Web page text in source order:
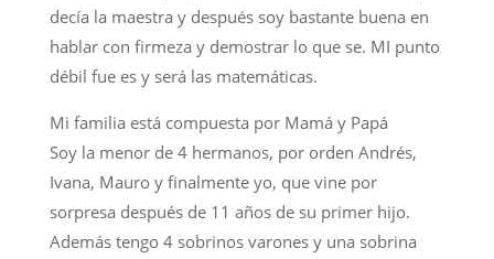
decía la maestra y después soy bastante buena en
hablar con firmeza y demostrar lo que se. MI punto
débil fue es y será las matemáticas.
Mi familia está compuesta por Mamá y Papá
Soy la menor de 4 hermanos, por orden Andrés,
Ivana, Mauro y finalmente yo, que vine por
sorpresa después de 11 años de su primer hijo.
Además tengo 4 sobrinos varones y una sobrina